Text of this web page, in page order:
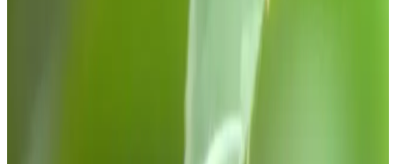
Oppbevar nøkkelen sikkert (ikke
sjekk den inn i Git). 2) Velg rask
modell - Bruk gemini-1.5-flash
(hurtig og rimelig) eller gemini-2.0-
flash hvis den er aktivert i din